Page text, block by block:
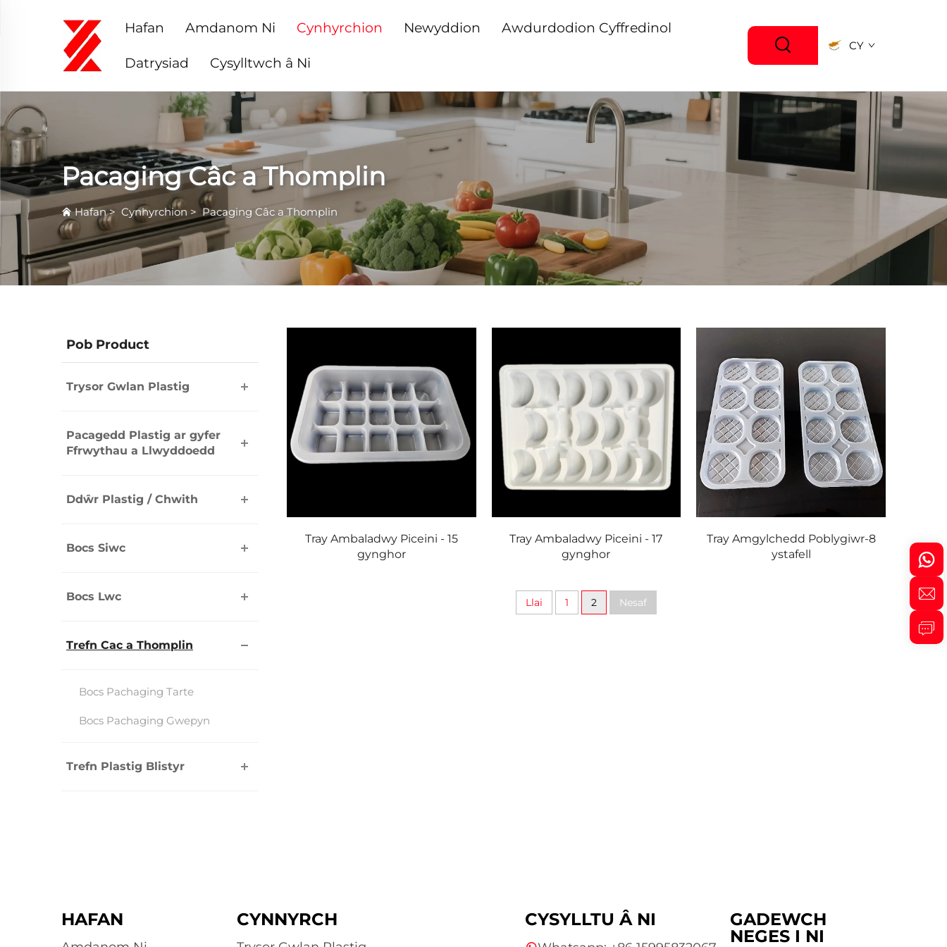
Hafan Amdanom Ni Cynhyrchion Newyddion Awdurdodion Cyffredinol
Datrysiad Cysylltwch â Ni
CY
Pacaging Câc a Thomplin
Hafan> Cynhyrchion >Pacaging Câc a Thomplin
Pob Product
Trysor Gwlan Plastig
Pacagedd Plastig ar gyfer
Ffrwythau a Llwyddoedd
Ddŵr Plastig / Chwith
Bocs Siwc
Bocs Lwc
Trefn Cac a Thomplin
Bocs Pachaging Tarte
Bocs Pachaging Gwepyn
Trefn Plastig Blistyr
Tray Ambaladwy Piceini - 15
gynghor
Tray Ambaladwy Piceini - 17
gynghor
Tray Amgylchedd Poblygiwr-8
ystafell
Llai 1 2 Nesaf
HAFAN CYNNYRCH CYSYLLTU Â NI
GADEWCH
NEGES I NI